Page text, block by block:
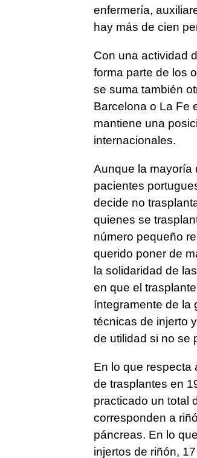
enfermería,
hay más de cien
Con una actividad
forma parte de los
se suma también
Barcelona o La Fe
mantiene una
internacionales.
Aunque la mayoría
pacientes
decide no
quienes se
número pequeño
querido poner de
la solidaridad de
en que el
íntegramente de la
técnicas de injerto
de utilidad si no se
En lo que respecta
de trasplantes en
practicado un total
corresponden a
páncreas. En lo
injertos de riñón,